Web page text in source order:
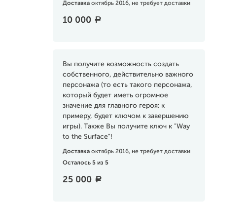
Доставка октябрь 2016, не требует доставки
10 000 a
Вы получите возможность создать
собственного, действительно важного
персонажа (то есть такого персонажа,
который будет иметь огромное
значение для главного героя: к
примеру, будет ключом к завершению
игры). Также Вы получите ключ к "Way
to the Surface"!
Доставка октябрь 2016, не требует доставки
Осталось 5 из 5
25 000 a